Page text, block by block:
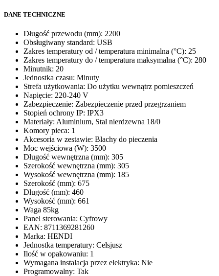
DANE TECHNICZNE
Długość przewodu (mm): 2200
Obsługiwany standard: USB
Zakres temperatury od / temperatura minimalna (°C): 25
Zakres temperatury do / temperatura maksymalna (°C): 280
Minutnik: 20
Jednostka czasu: Minuty
Strefa użytkowania: Do użytku wewnątrz pomieszczeń
Napięcie: 220-240 V
Zabezpieczenie: Zabezpieczenie przed przegrzaniem
Stopień ochrony IP: IPX3
Materiały: Aluminium, Stal nierdzewna 18/0
Komory pieca: 1
Akcesoria w zestawie: Blachy do pieczenia
Moc wejściowa (W): 3500
Długość wewnętrzna (mm): 305
Szerokość wewnętrzna (mm): 305
Wysokość wewnętrzna (mm): 185
Szerokość (mm): 675
Długość (mm): 460
Wysokość (mm): 661
Waga 85kg
Panel sterowania: Cyfrowy
EAN: 8711369281260
Marka: HENDI
Jednostka temperatury: Celsjusz
Ilość w opakowaniu: 1
Wymagana instalacja przez elektryka: Nie
Programowalny: Tak